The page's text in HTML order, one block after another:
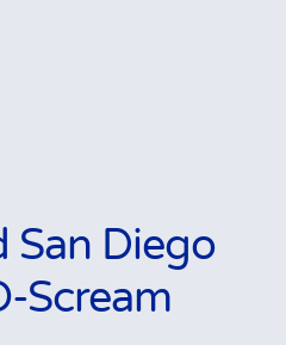
San Diego
Scream